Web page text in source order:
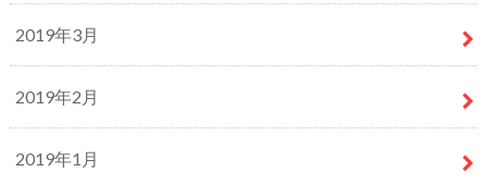
2019年3月
2019年2月
2019年1月